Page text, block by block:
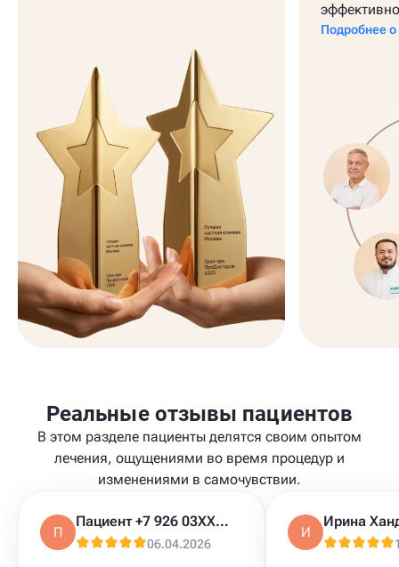
Подробнее о
Реальные отзывы пациентов
В этом разделе пациенты делятся своим опытом
лечения, ощущениями во время процедур и
изменениями в самочувствии.
П
Пациент +7 926 03XXXXX
06.04.2026
И
Ирина